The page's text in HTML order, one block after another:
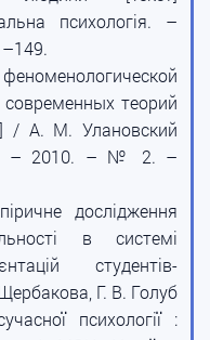
психологія. –
современных теорий
/ А. М. Улановский
– 2010. – № 2. –
дослідження
в системі
студентів-
Г. В. Голуб
психології :